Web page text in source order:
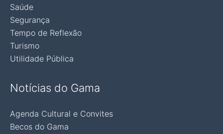
Saúde
Segurança
Tempo de Reflexão
Turismo
Utilidade Pública
Notícias do Gama
Agenda Cultural e Convites
Becos do Gama